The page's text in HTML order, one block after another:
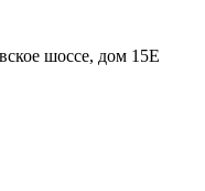
шоссе, дом 15Е